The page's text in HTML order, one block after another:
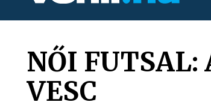
NŐI FUTSAL:
VESC